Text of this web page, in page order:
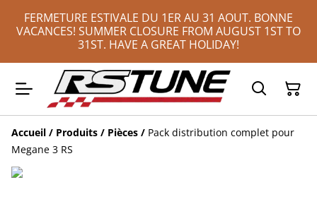
FERMETURE ESTIVALE DU 1ER AU 31 AOUT. BONNE
VACANCES! SUMMER CLOSURE FROM AUGUST 1ST TO
31ST. HAVE A GREAT HOLIDAY!
Accueil / Produits / Pièces / Pack distribution complet pour
Megane 3 RS